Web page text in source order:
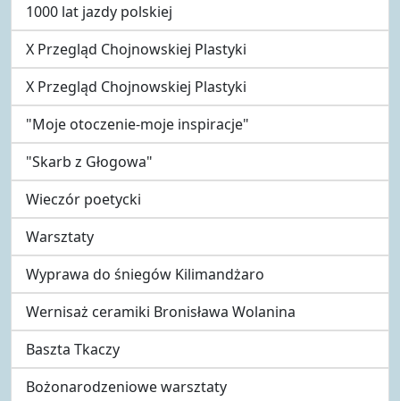
1000 lat jazdy polskiej
X Przegląd Chojnowskiej Plastyki
X Przegląd Chojnowskiej Plastyki
"Moje otoczenie-moje inspiracje"
"Skarb z Głogowa"
Wieczór poetycki
Warsztaty
Wyprawa do śniegów Kilimandżaro
Wernisaż ceramiki Bronisława Wolanina
Baszta Tkaczy
Bożonarodzeniowe warsztaty